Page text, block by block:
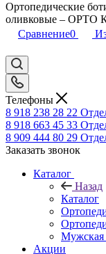
Ортопедические
оливковые – ОРТО
Сравнение0
Телефоны
8 918 238 28 22
8 918 663 45 33
8 909 444 80 29
Заказать звонок
Каталог
Назад
Каталог
Мужская
Акции